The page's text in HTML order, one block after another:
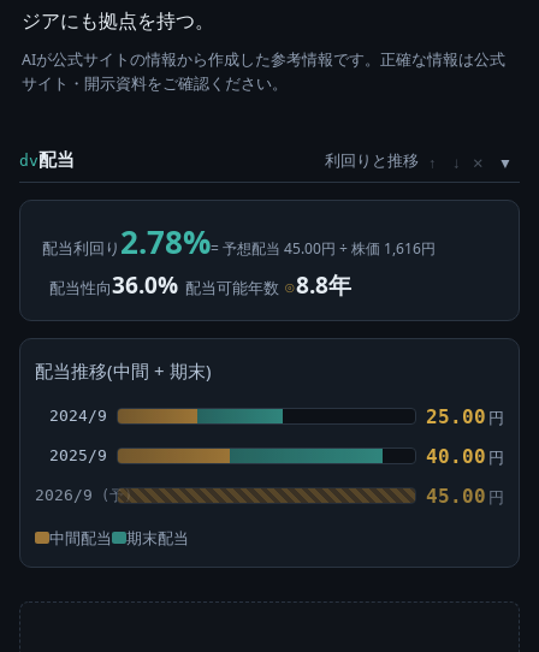
ジアにも拠点を持つ。
AIが公式サイトの情報から作成した参考情報です。正確な情報は公式
サイト・開示資料をご確認ください。
dv配当 利回りと推移 ↑ ↓ ×
配当利回り 2.78%= 予想配当 45.00円 ÷ 株価 1,616円
配当性向36.0% 配当可能年数 ⊙8.8年
配当推移(中間 + 期末)
2024/9 25.00 円
2025/9 40.00 円
2026/9 45.00 円
中間配当 期末配当